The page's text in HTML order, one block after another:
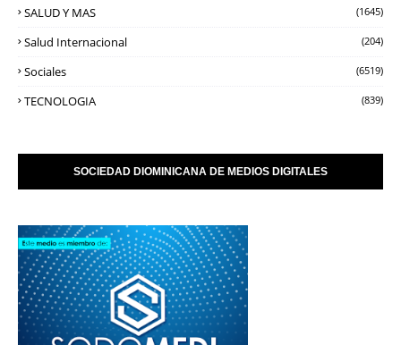
SALUD Y MAS (1645)
Salud Internacional (204)
Sociales (6519)
TECNOLOGIA (839)
SOCIEDAD DIOMINICANA DE MEDIOS DIGITALES